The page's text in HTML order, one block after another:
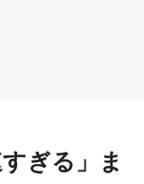
ぎる」ま